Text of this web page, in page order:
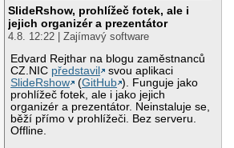
SlideRshow, prohlížeč fotek, ale i
jejich organizér a prezentátor
4.8. 12:22 | Zajímavý software
Edvard Rejthar na blogu zaměstnanců
CZ.NIC představil
svou aplikaci
SlideRshow
(GitHub ). Funguje jako
prohlížeč fotek, ale i jako jejich
organizér a prezentátor. Neinstaluje se,
běží přímo v prohlížeči. Bez serveru.
Offline.